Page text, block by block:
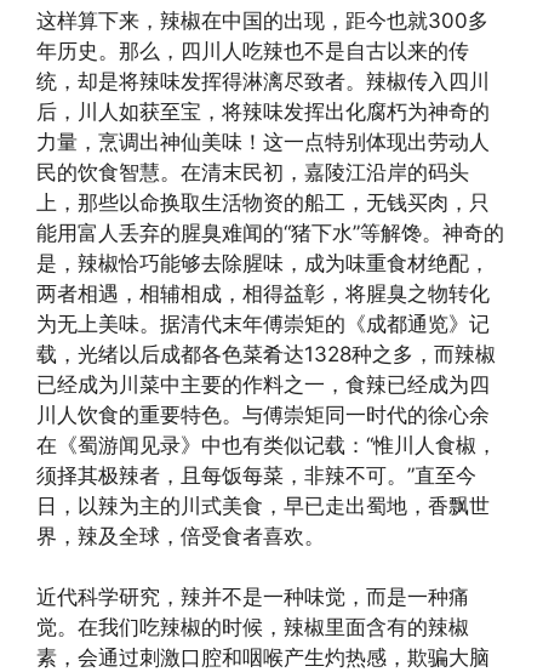
这样算下来，辣椒在中国的出现，距今也就300多
年历史。那么，四川人吃辣也不是自古以来的传
统，却是将辣味发挥得淋漓尽致者。辣椒传入四川
后，川人如获至宝，将辣味发挥出化腐朽为神奇的
力量，烹调出神仙美味！这一点特别体现出劳动人
民的饮食智慧。在清末民初，嘉陵江沿岸的码头
上，那些以命换取生活物资的船工，无钱买肉，只
能用富人丢弃的腥臭难闻的“猪下水”等解馋。神奇的
是，辣椒恰巧能够去除腥味，成为味重食材绝配，
两者相遇，相辅相成，相得益彰，将腥臭之物转化
为无上美味。据清代末年傅崇矩的《成都通览》记
载，光绪以后成都各色菜肴达1328种之多，而辣椒
已经成为川菜中主要的作料之一，食辣已经成为四
川人饮食的重要特色。与傅崇矩同一时代的徐心余
在《蜀游闻见录》中也有类似记载：“惟川人食椒，
须择其极辣者，且每饭每菜，非辣不可。”直至今
日，以辣为主的川式美食，早已走出蜀地，香飘世
界，辣及全球，倍受食者喜欢。
近代科学研究，辣并不是一种味觉，而是一种痛
觉。在我们吃辣椒的时候，辣椒里面含有的辣椒
素，会通过刺激口腔和咽喉产生灼热感，欺骗大脑